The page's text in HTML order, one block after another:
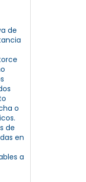
de
o
de
en
a